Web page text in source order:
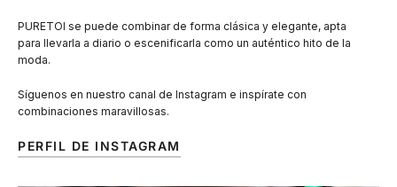
PURETOI se puede combinar de forma clásica y elegante, apta
para llevarla a diario o escenificarla como un auténtico hito de la
moda.
Síguenos en nuestro canal de Instagram e inspírate con
combinaciones maravillosas.
PERFIL DE INSTAGRAM